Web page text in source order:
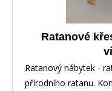
Ratanové
Ratanový nábytek -
přírodního ratanu.